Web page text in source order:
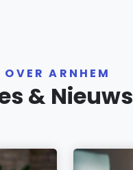
ARNHEM
& Nieuws